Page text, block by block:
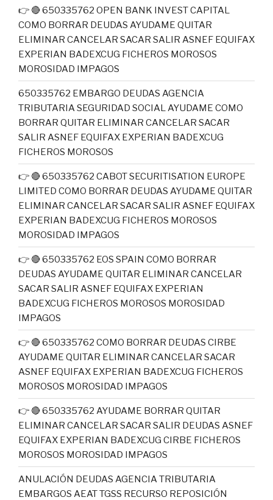
👉 🔴 650335762 OPEN BANK INVEST CAPITAL
COMO BORRAR DEUDAS AYUDAME QUITAR
ELIMINAR CANCELAR SACAR SALIR ASNEF EQUIFAX
EXPERIAN BADEXCUG FICHEROS MOROSOS
MOROSIDAD IMPAGOS
650335762 EMBARGO DEUDAS AGENCIA
TRIBUTARIA SEGURIDAD SOCIAL AYUDAME COMO
BORRAR QUITAR ELIMINAR CANCELAR SACAR
SALIR ASNEF EQUIFAX EXPERIAN BADEXCUG
FICHEROS MOROSOS
👉 🔴 650335762 CABOT SECURITISATION EUROPE
LIMITED COMO BORRAR DEUDAS AYUDAME QUITAR
ELIMINAR CANCELAR SACAR SALIR ASNEF EQUIFAX
EXPERIAN BADEXCUG FICHEROS MOROSOS
MOROSIDAD IMPAGOS
👉 🔴 650335762 EOS SPAIN COMO BORRAR
DEUDAS AYUDAME QUITAR ELIMINAR CANCELAR
SACAR SALIR ASNEF EQUIFAX EXPERIAN
BADEXCUG FICHEROS MOROSOS MOROSIDAD
IMPAGOS
👉 🔴 650335762 COMO BORRAR DEUDAS CIRBE
AYUDAME QUITAR ELIMINAR CANCELAR SACAR
ASNEF EQUIFAX EXPERIAN BADEXCUG FICHEROS
MOROSOS MOROSIDAD IMPAGOS
👉 🔴 650335762 AYUDAME BORRAR QUITAR
ELIMINAR CANCELAR SACAR SALIR DEUDAS ASNEF
EQUIFAX EXPERIAN BADEXCUG CIRBE FICHEROS
MOROSOS MOROSIDAD IMPAGOS
ANULACIÓN DEUDAS AGENCIA TRIBUTARIA
EMBARGOS AEAT TGSS RECURSO REPOSICIÓN